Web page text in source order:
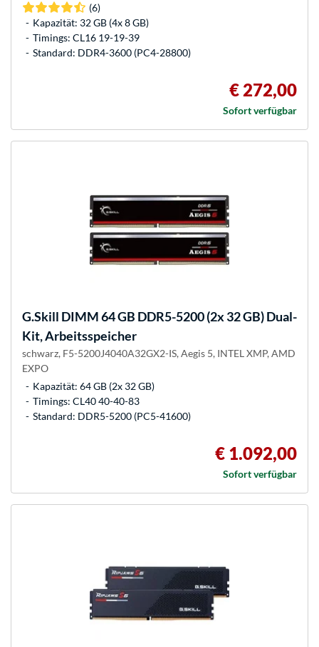
(6)
Kapazität: 32 GB (4x 8 GB)
Timings: CL16 19-19-39
Standard: DDR4-3600 (PC4-28800)
€ 272,00
Sofort verfügbar
G.Skill DIMM 64 GB DDR5-5200 (2x 32 GB) Dual-
Kit, Arbeitsspeicher
schwarz, F5-5200J4040A32GX2-IS, Aegis 5, INTEL XMP, AMD
EXPO
Kapazität: 64 GB (2x 32 GB)
Timings: CL40 40-40-83
Standard: DDR5-5200 (PC5-41600)
€ 1.092,00
Sofort verfügbar